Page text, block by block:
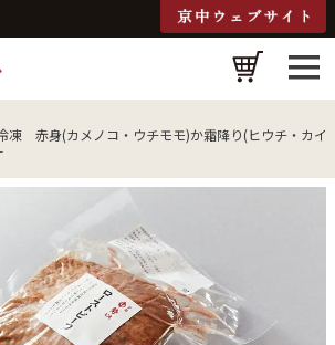
赤身(カメノコ・ウチモモ)か霜降り(ヒウチ・カイ